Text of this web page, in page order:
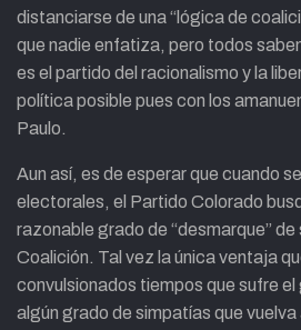
distanciarse de una “lógica de
que nadie enfatiza, pero todos
es el partido del racionalismo y la
política posible pues con los
Paulo.
Aun así, es de esperar que cuando
electorales, el Partido Colorado
razonable grado de “desmarque” de
Coalición. Tal vez la única ventaja
convulsionados tiempos que sufre el
algún grado de simpatías que